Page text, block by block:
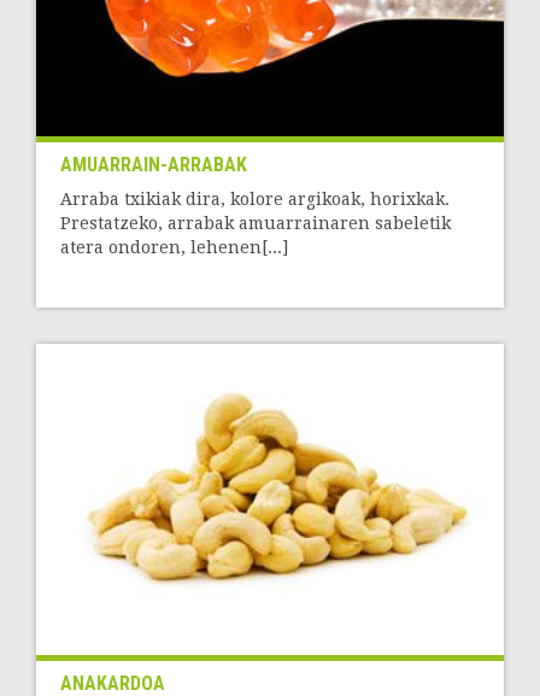
AMUARRAIN-ARRABAK
Arraba txikiak dira, kolore argikoak, horixkak.
Prestatzeko, arrabak amuarrainaren sabeletik
atera ondoren, lehenen[...]
ANAKARDOA